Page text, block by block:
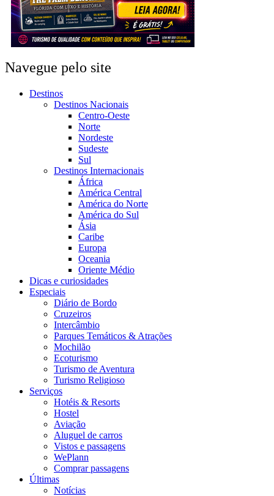
Navegue pelo site
Destinos
Destinos Nacionais
Centro-Oeste
Norte
Nordeste
Sudeste
Sul
Destinos Internacionais
África
América Central
América do Norte
América do Sul
Ásia
Caribe
Europa
Oceania
Oriente Médio
Dicas e curiosidades
Especiais
Diário de Bordo
Cruzeiros
Intercâmbio
Parques Temáticos & Atrações
Mochilão
Ecoturismo
Turismo de Aventura
Turismo Religioso
Serviços
Hotéis & Resorts
Hostel
Aviação
Aluguel de carros
Vistos e passagens
WePlann
Comprar passagens
Últimas
Notícias